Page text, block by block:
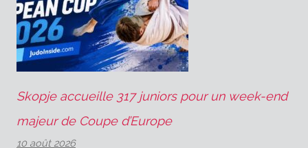
Skopje accueille 317 juniors pour un week-end
majeur de Coupe d’Europe
10 août 2026